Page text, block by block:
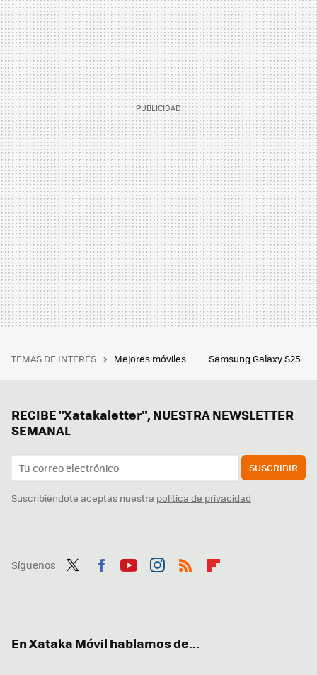
TEMAS DE INTERÉS Mejores móviles Samsung Galaxy S25
RECIBE "Xatakaletter", NUESTRA NEWSLETTER
SEMANAL
SUSCRIBIR
Suscribiéndote aceptas nuestra política de privacidad
Síguenos
En Xataka Móvil hablamos de...